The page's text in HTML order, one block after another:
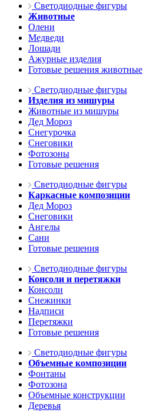
Светодиодные фигуры
Животные
Олени
Медведи
Лошади
Ажурные изделия
Готовые решения животные
Светодиодные фигуры
Изделия из мишуры
Животные из мишуры
Дед Мороз
Снегурочка
Снеговики
Фотозоны
Готовые решения
Светодиодные фигуры
Каркасные композиции
Дед Мороз
Снеговики
Ангелы
Сани
Готовые решения
Светодиодные фигуры
Консоли и перетяжки
Консоли
Снежинки
Надписи
Перетяжки
Готовые решения
Светодиодные фигуры
Объемные композиции
Фонтаны
Фотозона
Объемные конструкции
Деревья